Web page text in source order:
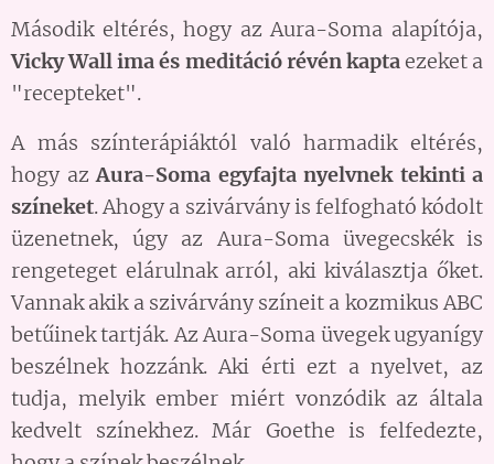
Második eltérés, hogy az Aura-Soma alapítója,
Vicky Wall ima és meditáció révén kaptaezeket a
"recepteket".
A más színterápiáktól való harmadik eltérés,
hogy azAura-Soma egyfajta nyelvnek tekinti a
színeket. Ahogy a szivárvány is felfogható kódolt
üzenetnek, úgy az Aura-Soma üvegecskék is
rengeteget elárulnak arról, aki kiválasztja őket.
Vannak akik a szivárvány színeit a kozmikus ABC
betűinek tartják. Az Aura-Soma üvegek ugyanígy
beszélnek hozzánk. Aki érti ezt a nyelvet, az
tudja, melyik ember miért vonzódik az általa
kedvelt színekhez. Már Goethe is felfedezte,